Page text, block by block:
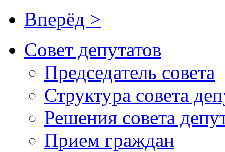
Вперёд >
Совет депутатов
Председатель совета
Структура совета
Решения совета
Прием граждан